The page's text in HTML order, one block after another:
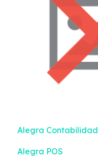
Alegra Contabilidad
Ingresos
Alegra POS